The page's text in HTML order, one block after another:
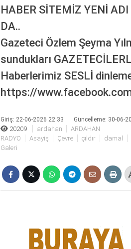
HABER SİTEMİZ YENİ
DA..
Gazeteci Özlem Şeyma
sundukları
Haberlerimiz SESLİ
https://
Giriş: 22-06-2026 22:33 Güncelleme: 30-06-
20209 ardahan
ARDAHAN
RADYO
Asayiş Çevre çıldır damal
Galeri